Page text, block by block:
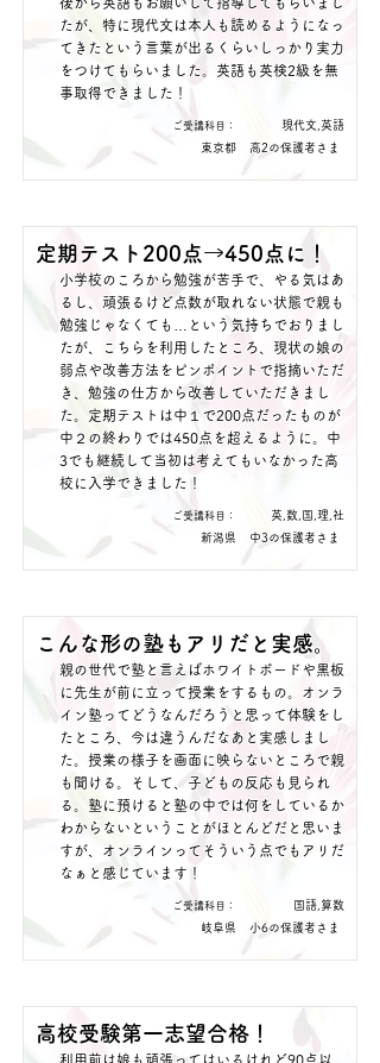
たが、特に現代文は本人も読めるようになっ
てきたという言葉が出るくらいしっかり実力
をつけてもらいました。英語も英検2級を無
事取得できました！
​ご受講科目：
東京都
現代文,英語
高2の保護者さま
定期テスト200点→450点に！
小学校のころから勉強が苦手で、やる気はあ
るし、頑張るけど点数が取れない状態で親も
勉強じゃなくても…という気持ちでおりまし
たが、こちらを利用したところ、現状の娘の
弱点や改善方法をピンポイントで指摘いただ
き、勉強の仕方から改善していただきまし
た。定期テストは中１で200点だったものが
中２の終わりでは450点を超えるように。中
3でも継続して当初は考えてもいなかった高
校に入学できました！
​ご受講科目：
新潟県
英,数,国,理,社
中3の保護者さま
こんな形の塾もアリだと実感。
親の世代で塾と言えばホワイトボードや黒板
に先生が前に立って授業をするもの。オンラ
イン塾ってどうなんだろうと思って体験をし
たところ、今は違うんだなあと実感しまし
た。授業の様子を画面に映らないところで親
も聞ける。そして、子どもの反応も見られ
る。塾に預けると塾の中では何をしているか
わからないということがほとんどだと思いま
すが、オンラインってそういう点でもアリだ
なぁと感じています！
​ご受講科目：
岐阜県
国語,算数
小6の保護者さま
高校受験第一志望合格！
利用前は娘も頑張ってはいるけれど90点以